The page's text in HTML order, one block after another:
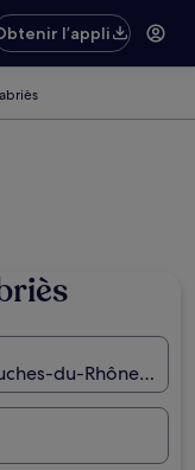
l’appli
du-Rhône,